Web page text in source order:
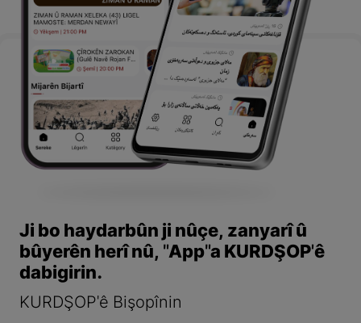
Ji bo haydarbûn ji nûçe, zanyarî û
bûyerên herî nû, "App"a KURDŞOP'ê
dabigirin.
KURDŞOP'ê Bişopînin